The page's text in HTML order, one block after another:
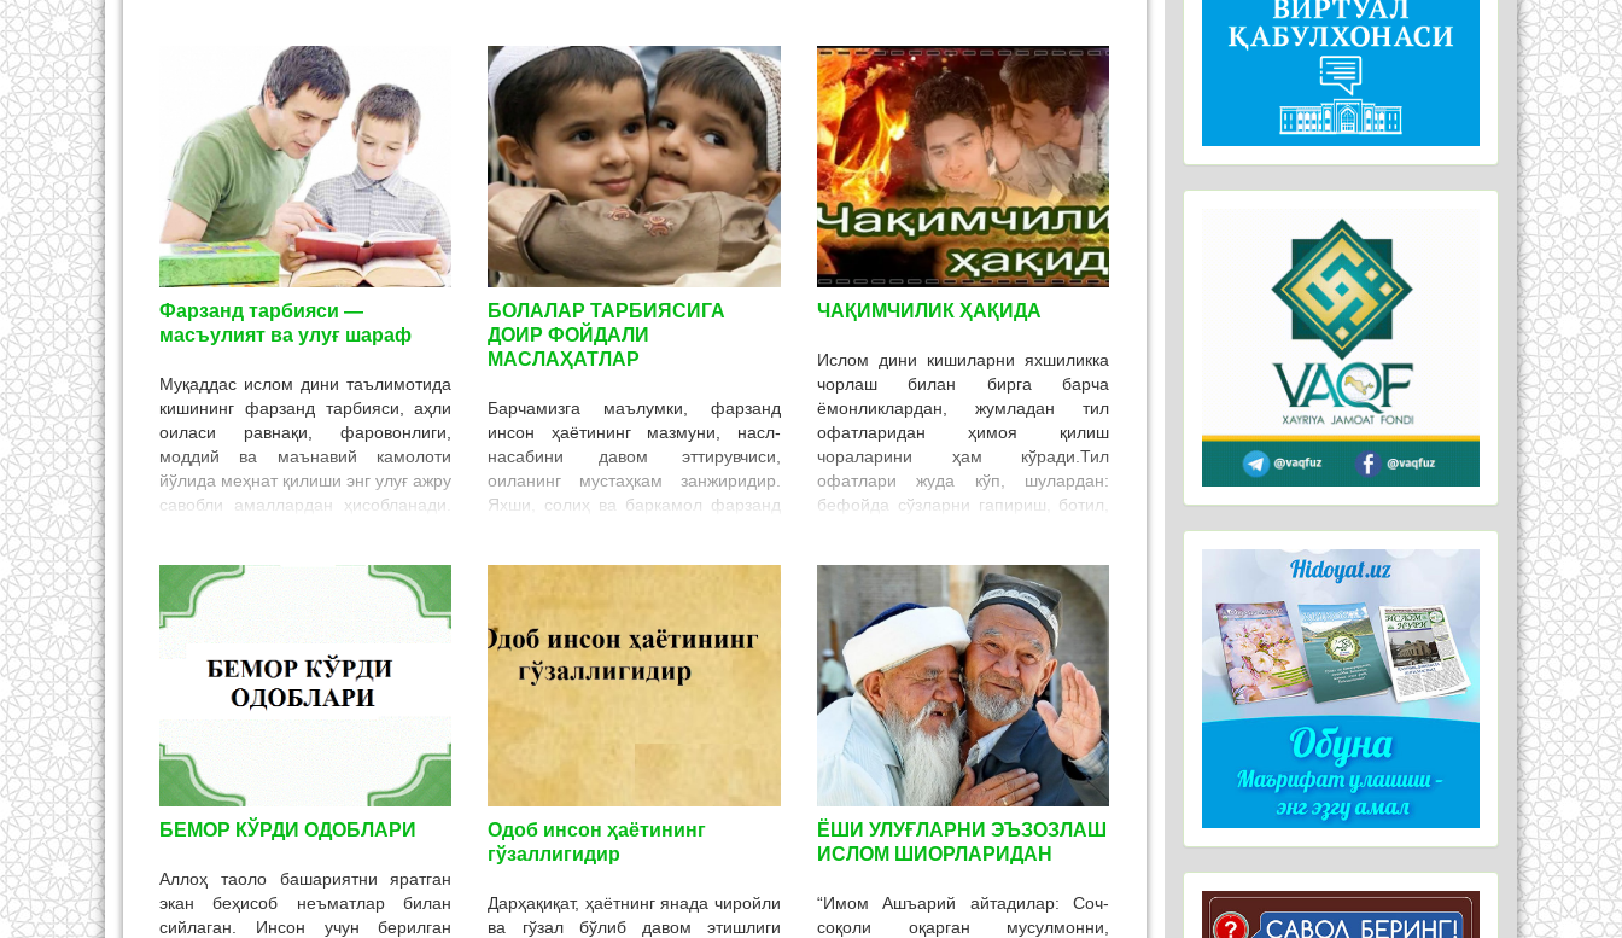
уй-жойи, мол-дунёси, оиласини
маълум бир муддатга тарк қилиб,
Аллоҳнинг ҳузурига азиз меҳмон
бўлиш учун қилинадиган сафардир.
У ерда бой-бадавлат, қамбағал,
миллати, жинси, ранги, тили, ирқи,
дунёвий мақомидан қатъий назар,
барча зиёратчилар бир xил
кийимда, бир ҳил ҳолатда ибодат
қиладилар. Чунки Аллоҳ ҳузурида
ҳамма баробардир.
“Аврат” сўзи арабча бўлиб, инсон ўз
қадри ва ҳаёсини асраб қолиши
учун баданининг бекитадиган
аъзоларини англатади. Инсон
танасининг кўздан яширилиши ва
намозда ёпиқ туриши фарз
қилинган, кўрсатиш ва қараш ҳаром
бўлган қисми – авратдир.
Фарзанд тарбияси —
масъулият ва улуғ шараф
Муқаддас ислом дини таълимотида
кишининг фарзанд тарбияси, аҳли
оиласи равнақи, фаровонлиги,
моддий ва маънавий камолоти
йўлида меҳнат қилиши энг улуғ ажру
савобли амаллардан ҳисобланади.
юклайди. Фарзанд тарбияси билан
шуғулланиш икки дунё саодатини
қўлга киритиш дея таълим беради.
БОЛАЛАР ТАРБИЯСИГА
ДОИР ФОЙДАЛИ
МАСЛАҲАТЛАР
Барчамизга маълумки, фарзанд
инсон ҳаётининг мазмуни, насл-
насабини давом эттирувчиси,
оиланинг мустаҳкам занжиридир.
Яхши, солиҳ ва баркамол фарзанд
деб тавсифланиши бежиз эмас.
Аммо у одобли, яхши фазилатлар
соҳиби бўлгандагина ота-онасига
раҳмат ва бахт-хурсандчилик
келтиради. Оила қуриш ва солиҳ
инсон бўлмаса керак.
ЧАҚИМЧИЛИК ҲАҚИДА
Ислом дини кишиларни яхшиликка
чорлаш билан бирга барча
ёмонликлардан, жумладан тил
офатларидан ҳимоя қилиш
чораларини ҳам кўради.Тил
офатлари жуда кўп, шулардан:
бефойда сўзларни гапириш, ботил,
чақимчилик ва шунга ўхшаш
сўзларни айтиш, ўзгаларни
мазаҳлаш ва устидан кулиш, сирни
ошкор қилиш, ёлғон сўзлаш, ғийбат
ва бошқалар. Хуллас, рўйхатни
давом эттириш мумкин. Буларнинг
ҳаммаси қораланган ва қайтарилган
амаллардир. Чунки бу сўзларнинг
замирида ёмонлик ва маломат
БЕМОР КЎРДИ ОДОБЛАРИ
Аллоҳ таоло башариятни яратган
экан беҳисоб неъматлар билан
сийлаган. Инсон учун берилган
Одоб инсон ҳаётининг
гўзаллигидир
Дарҳақиқат, ҳаётнинг янада чиройли
ва гўзал бўлиб давом этишлиги
ЁШИ УЛУҒЛАРНИ ЭЪЗОЗЛАШ
ИСЛОМ ШИОРЛАРИДАН
“Имом Ашъарий айтадилар: Соч-
соқоли оқарган мусулмонни,